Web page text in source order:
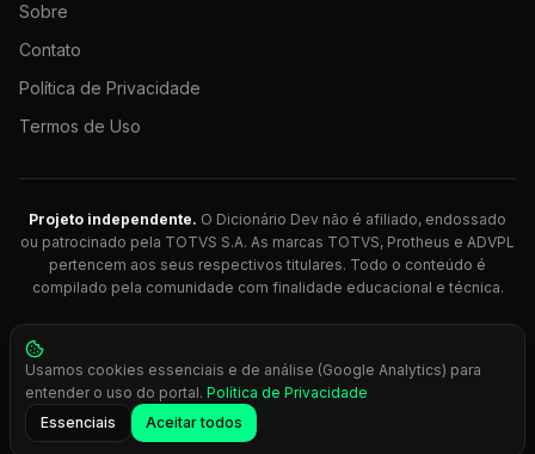
Sobre
Contato
Política de Privacidade
Termos de Uso
Projeto independente. O Dicionário Dev não é afiliado, endossado
ou patrocinado pela TOTVS S.A. As marcas TOTVS, Protheus e ADVPL
pertencem aos seus respectivos titulares. Todo o conteúdo é
compilado pela comunidade com finalidade educacional e técnica.
© 2026 Dicionário Dev. Feito com 💚 para desenvolvedores
Protheus.
Press Ctrl+K
Usamos cookies essenciais e de análise (Google Analytics) para
entender o uso do portal. Política de Privacidade
Essenciais
Aceitar todos